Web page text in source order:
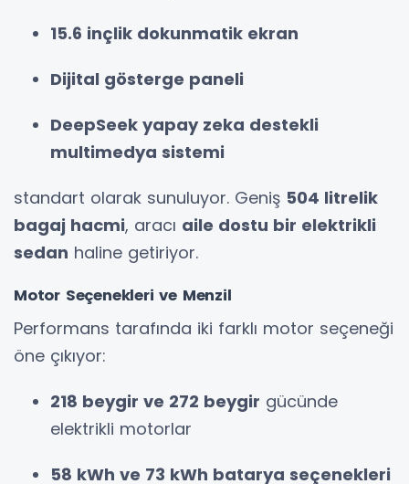
15.6 inçlik dokunmatik ekran
Dijital gösterge paneli
DeepSeek yapay zeka destekli
multimedya sistemi
standart olarak sunuluyor. Geniş 504 litrelik
bagaj hacmi, aracı aile dostu bir elektrikli
sedan haline getiriyor.
Motor Seçenekleri ve Menzil
Performans tarafında iki farklı motor seçeneği
öne çıkıyor:
218 beygir ve 272 beygir gücünde
elektrikli motorlar
58 kWh ve 73 kWh batarya seçenekleri